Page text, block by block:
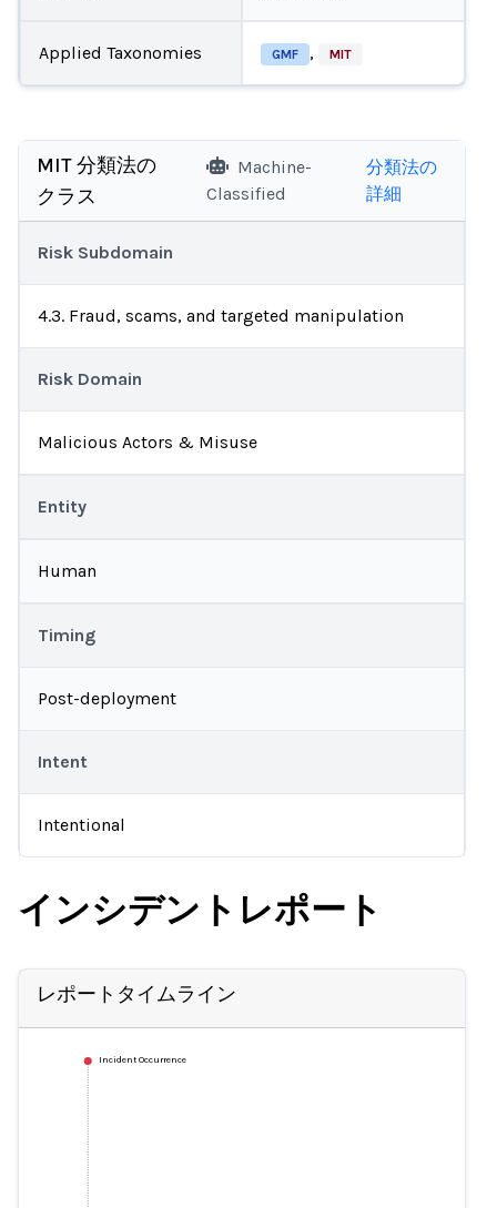
Applied Taxonomies GMF , MIT
MIT 分類法の
クラス
Machine-
Classified
分類法の
詳細
Risk Subdomain
4.3. Fraud, scams, and targeted manipulation
Risk Domain
Malicious Actors & Misuse
Entity
Human
Timing
Post-deployment
Intent
Intentional
インシデントレポート
レポートタイムライン
Incident Occurrence